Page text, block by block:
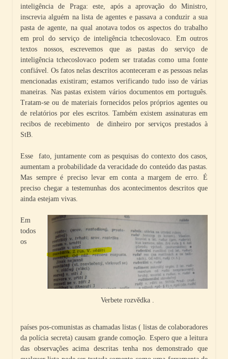
inteligência de Praga: este, após a aprovação do Ministro,
inscrevia alguém na lista de agentes e passava a conduzir a sua
pasta de agente, na qual anotava todos os aspectos do trabalho
em prol do serviço de inteligência tchecoslovaco. Em outros
textos nossos, escrevemos que as pastas do serviço de
inteligência tchecoslovaco podem ser tratadas como uma fonte
confiável. Os fatos nelas descritos aconteceram e as pessoas nelas
mencionadas existiram; estamos verificando tudo isso de várias
maneiras. Nas pastas existem vários documentos em português.
Tratam-se ou de materiais fornecidos pelos próprios agentes ou
de relatórios por eles escritos. Também existem assinaturas em
recibos de recebimento de dinheiro por serviços prestados à
StB.
Esse fato, juntamente com as pesquisas do contexto dos casos,
aumentam a probabilidade da veracidade do conteúdo das pastas.
Mas sempre é preciso levar em conta a margem de erro. É
preciso chegar a testemunhas dos acontecimentos descritos que
ainda estejam vivas.
Verbete rozvědka .
Em
todos
os
países pos-comunistas as chamadas listas ( listas de colaboradores
da polícia secreta) causam grande comoção. Espero que a leitura
das observações acima descritas tenha nos demonstrado que